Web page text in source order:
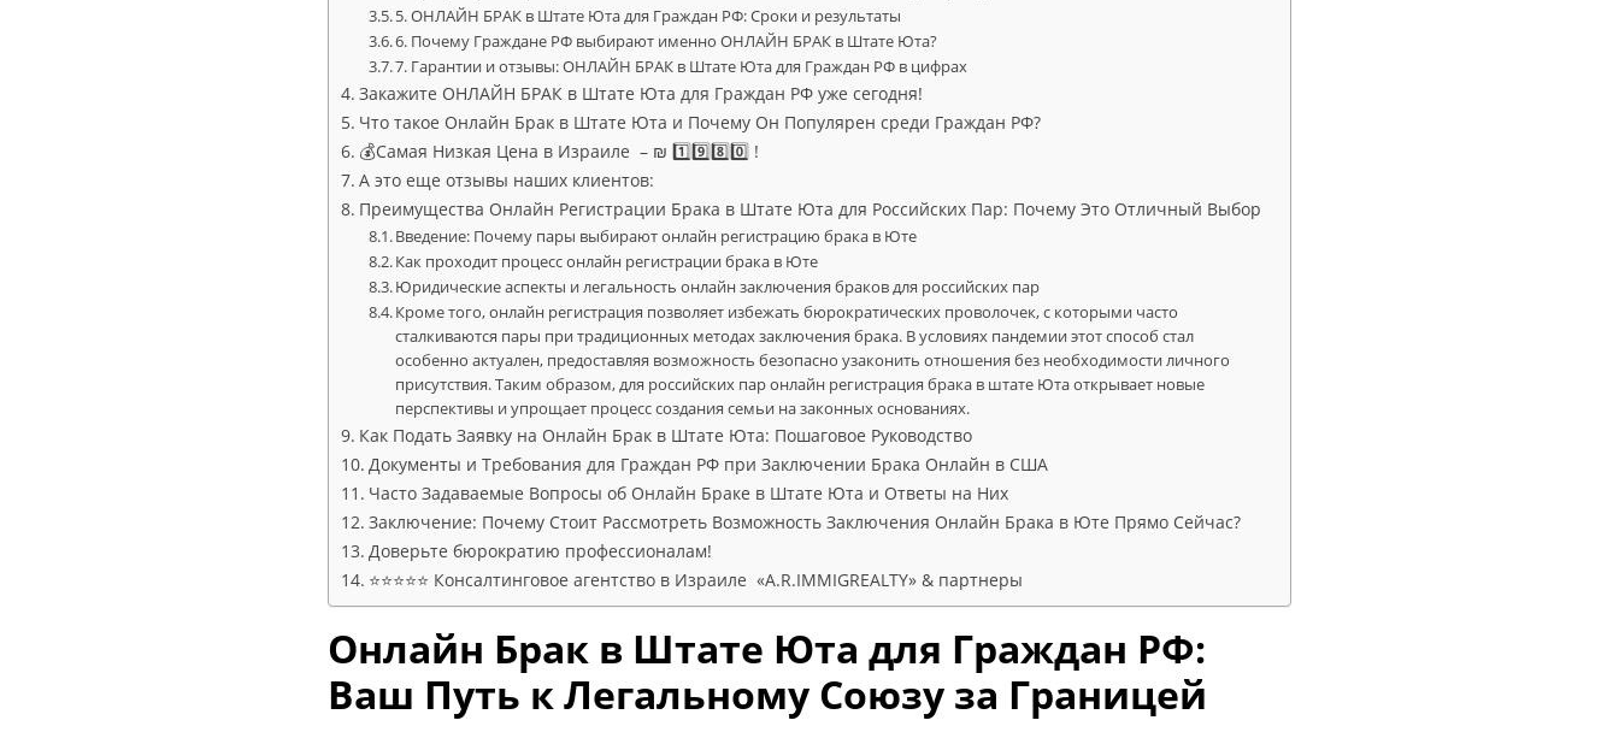
5. ОНЛАЙН БРАК в Штате Юта для Граждан РФ: Сроки и результаты
6. Почему Граждане РФ выбирают именно ОНЛАЙН БРАК в Штате Юта?
7. Гарантии и отзывы: ОНЛАЙН БРАК в Штате Юта для Граждан РФ в цифрах
Закажите ОНЛАЙН БРАК в Штате Юта для Граждан РФ уже сегодня!
Что такое Онлайн Брак в Штате Юта и Почему Он Популярен среди Граждан РФ?
💰Самая Низкая Цена в Израиле – ₪ 1️⃣9️⃣8️⃣0️⃣ !
А это еще отзывы наших клиентов:
Преимущества Онлайн Регистрации Брака в Штате Юта для Российских Пар: Почему Это Отличный Выбор
Введение: Почему пары выбирают онлайн регистрацию брака в Юте
Как проходит процесс онлайн регистрации брака в Юте
Юридические аспекты и легальность онлайн заключения браков для российских пар
Кроме того, онлайн регистрация позволяет избежать бюрократических проволочек, с которыми часто
сталкиваются пары при традиционных методах заключения брака. В условиях пандемии этот способ стал
особенно актуален, предоставляя возможность безопасно узаконить отношения без необходимости личного
присутствия. Таким образом, для российских пар онлайн регистрация брака в штате Юта открывает новые
перспективы и упрощает процесс создания семьи на законных основаниях.
Как Подать Заявку на Онлайн Брак в Штате Юта: Пошаговое Руководство
Документы и Требования для Граждан РФ при Заключении Брака Онлайн в США
Часто Задаваемые Вопросы об Онлайн Браке в Штате Юта и Ответы на Них
Заключение: Почему Стоит Рассмотреть Возможность Заключения Онлайн Брака в Юте Прямо Сейчас?
Доверьте бюрократию профессионалам!
⭐⭐⭐⭐⭐ Консалтинговое агентство в Израиле «A.R.IMMIGREALTY» & партнеры
Онлайн Брак в Штате Юта для Граждан РФ:
Ваш Путь к Легальному Союзу за Границей